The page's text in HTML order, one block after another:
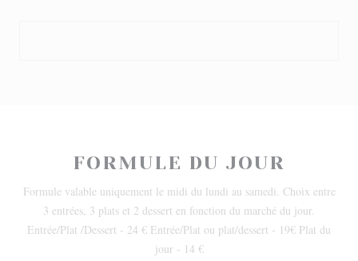
FORMULE DU JOUR
Formule valable uniquement le midi du lundi au samedi. Choix entre
3 entrées, 3 plats et 2 dessert en fonction du marché du jour.
Entrée/Plat /Dessert - 24 € Entrée/Plat ou plat/dessert - 19€ Plat du
jour - 14 €